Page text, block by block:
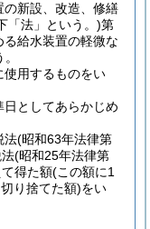
の新設、改造、修繕
「法」という。)第
給水装置の軽微な
使用するものをい
日としてあらかじめ
法(昭和63年法律第
(昭和25年法律第
得た額(この額に1
り捨てた額)をい